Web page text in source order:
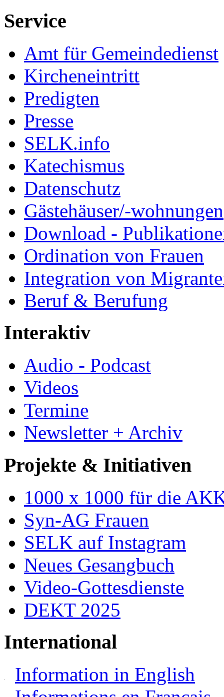
Service
Amt für Gemeindedienst
Kircheneintritt
Predigten
Presse
SELK.info
Katechismus
Datenschutz
Gästehäuser/-wohnungen
Download -
Ordination von Frauen
Integration von
Beruf & Berufung
Interaktiv
Audio - Podcast
Videos
Termine
Newsletter + Archiv
Projekte & Initiativen
1000 x 1000 für die
Syn-AG Frauen
SELK auf Instagram
Neues Gesangbuch
Video-Gottesdienste
DEKT 2025
International
Information in English